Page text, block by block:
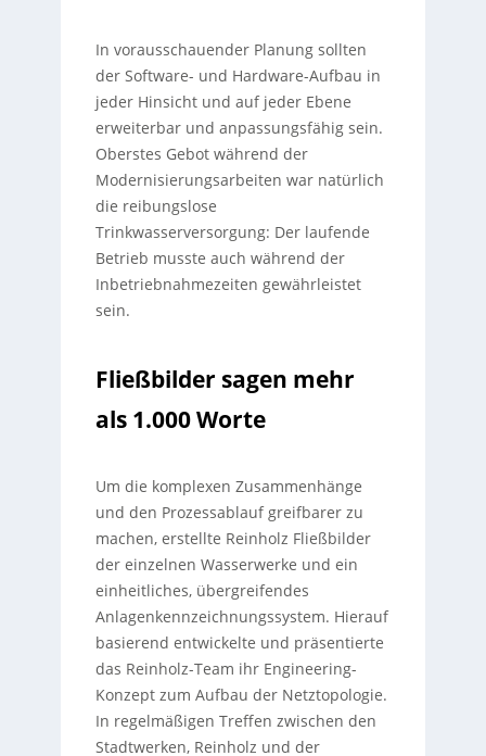
In vorausschauender Planung sollten
der Software- und Hardware-Aufbau in
jeder Hinsicht und auf jeder Ebene
erweiterbar und anpassungsfähig sein.
Oberstes Gebot während der
Modernisierungsarbeiten war natürlich
die reibungslose
Trinkwasserversorgung: Der laufende
Betrieb musste auch während der
Inbetriebnahmezeiten gewährleistet
sein.
Fließbilder sagen mehr
als 1.000 Worte
Um die komplexen Zusammenhänge
und den Prozessablauf greifbarer zu
machen, erstellte Reinholz Fließbilder
der einzelnen Wasserwerke und ein
einheitliches, übergreifendes
Anlagenkennzeichnungssystem. Hierauf
basierend entwickelte und präsentierte
das Reinholz-Team ihr Engineering-
Konzept zum Aufbau der Netztopologie.
In regelmäßigen Treffen zwischen den
Stadtwerken, Reinholz und der